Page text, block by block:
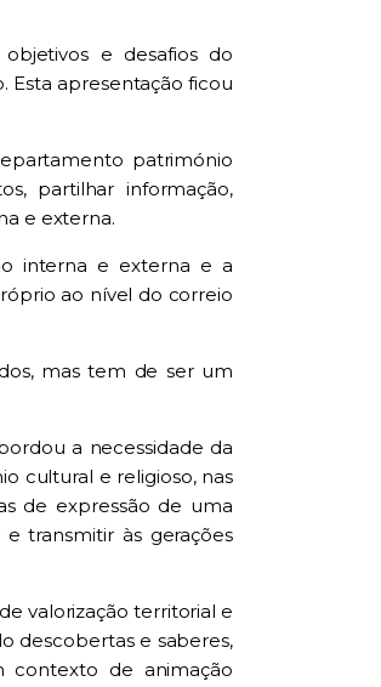
e desafios do
Esta apresentação ficou
património
partilhar informação,
e externa.
interna e externa e a
ao nível do correio
mas tem de ser um
a necessidade da
cultural e religioso, nas
de expressão de uma
transmitir às gerações
valorização territorial e
descobertas e saberes,
contexto de animação